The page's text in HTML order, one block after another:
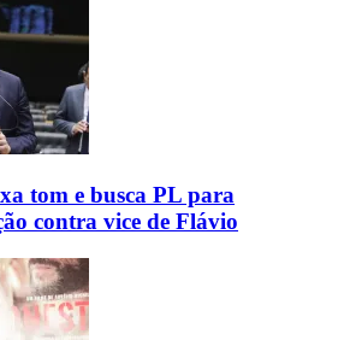
tom e busca PL para
contra vice de Flávio